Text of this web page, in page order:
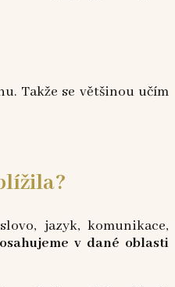
Takže se většinou učím
jazyk, komunikace,
v dané oblasti